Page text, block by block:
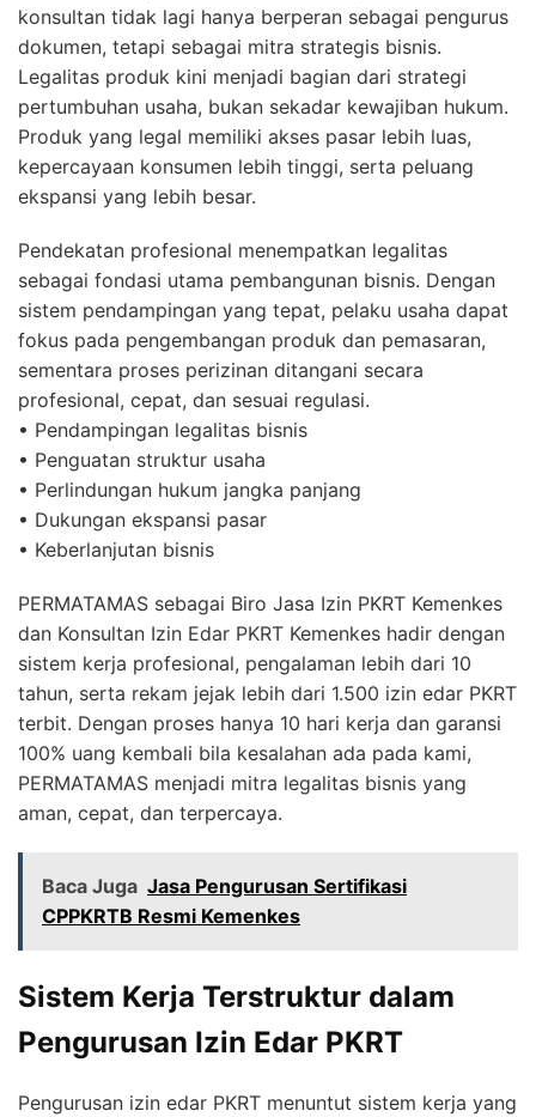
konsultan tidak lagi hanya berperan sebagai pengurus
dokumen, tetapi sebagai mitra strategis bisnis.
Legalitas produk kini menjadi bagian dari strategi
pertumbuhan usaha, bukan sekadar kewajiban hukum.
Produk yang legal memiliki akses pasar lebih luas,
kepercayaan konsumen lebih tinggi, serta peluang
ekspansi yang lebih besar.
Pendekatan profesional menempatkan legalitas
sebagai fondasi utama pembangunan bisnis. Dengan
sistem pendampingan yang tepat, pelaku usaha dapat
fokus pada pengembangan produk dan pemasaran,
sementara proses perizinan ditangani secara
profesional, cepat, dan sesuai regulasi.
• Pendampingan legalitas bisnis
• Penguatan struktur usaha
• Perlindungan hukum jangka panjang
• Dukungan ekspansi pasar
• Keberlanjutan bisnis
PERMATAMAS sebagai Biro Jasa Izin PKRT Kemenkes
dan Konsultan Izin Edar PKRT Kemenkes hadir dengan
sistem kerja profesional, pengalaman lebih dari 10
tahun, serta rekam jejak lebih dari 1.500 izin edar PKRT
terbit. Dengan proses hanya 10 hari kerja dan garansi
100% uang kembali bila kesalahan ada pada kami,
PERMATAMAS menjadi mitra legalitas bisnis yang
aman, cepat, dan terpercaya.
Baca Juga Jasa Pengurusan Sertifikasi
CPPKRTB Resmi Kemenkes
Sistem Kerja Terstruktur dalam
Pengurusan Izin Edar PKRT
Pengurusan izin edar PKRT menuntut sistem kerja yang